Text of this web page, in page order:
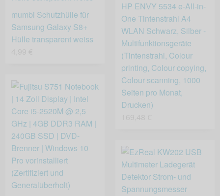
HP ENVY 5534 e-All-in-
One Tintenstrahl A4
WLAN Schwarz, Silber -
Multifunktionsgeräte
(Tintenstrahl, Colour
printing, Colour copying,
Colour scanning, 1000
Seiten pro Monat,
Drucken)
mumbi Schutzhülle für
Samsung Galaxy S8+
Hülle transparent weiss